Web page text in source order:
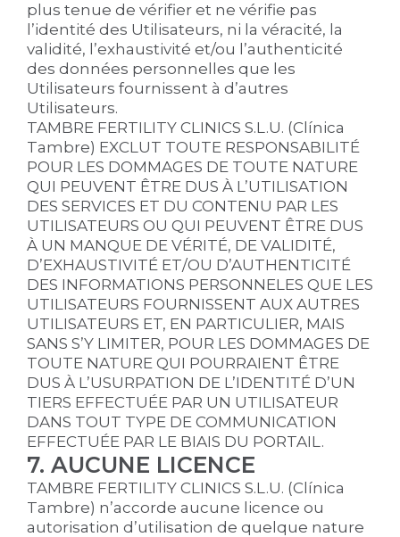
plus tenue de vérifier et ne vérifie pas
l’identité des Utilisateurs, ni la véracité, la
validité, l’exhaustivité et/ou l’authenticité
des données personnelles que les
Utilisateurs fournissent à d’autres
Utilisateurs.
TAMBRE FERTILITY CLINICS S.L.U. (Clínica
Tambre) EXCLUT TOUTE RESPONSABILITÉ
POUR LES DOMMAGES DE TOUTE NATURE
QUI PEUVENT ÊTRE DUS À L’UTILISATION
DES SERVICES ET DU CONTENU PAR LES
UTILISATEURS OU QUI PEUVENT ÊTRE DUS
À UN MANQUE DE VÉRITÉ, DE VALIDITÉ,
D’EXHAUSTIVITÉ ET/OU D’AUTHENTICITÉ
DES INFORMATIONS PERSONNELES QUE LES
UTILISATEURS FOURNISSENT AUX AUTRES
UTILISATEURS ET, EN PARTICULIER, MAIS
SANS S’Y LIMITER, POUR LES DOMMAGES DE
TOUTE NATURE QUI POURRAIENT ÊTRE
DUS À L’USURPATION DE L’IDENTITÉ D’UN
TIERS EFFECTUÉE PAR UN UTILISATEUR
DANS TOUT TYPE DE COMMUNICATION
EFFECTUÉE PAR LE BIAIS DU PORTAIL.
7. AUCUNE LICENCE
TAMBRE FERTILITY CLINICS S.L.U. (Clínica
Tambre) n’accorde aucune licence ou
autorisation d’utilisation de quelque nature